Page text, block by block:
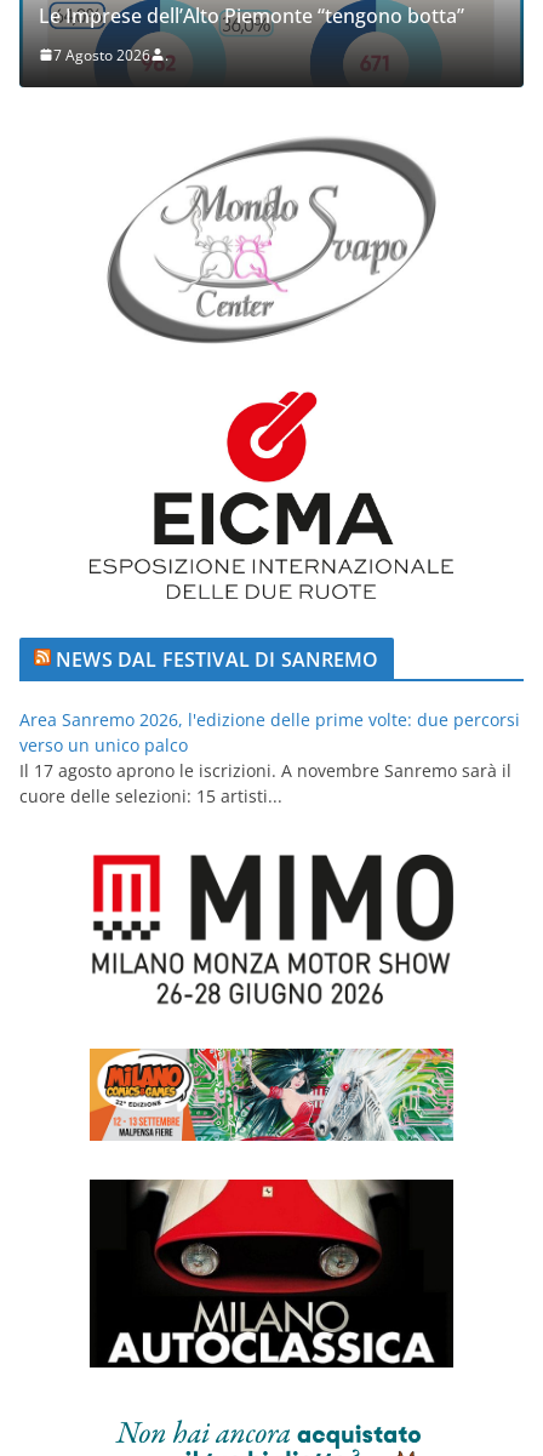
Le Imprese dell’Alto Piemonte “tengono botta”
7 Agosto 2026 .
NEWS DAL FESTIVAL DI SANREMO
Area Sanremo 2026, l'edizione delle prime volte: due percorsi
verso un unico palco
Il 17 agosto aprono le iscrizioni. A novembre Sanremo sarà il
cuore delle selezioni: 15 artisti...